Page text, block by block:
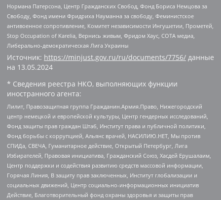
Нормана Патерсона, Центр Гражданских Свобод, Фонд Бориса Немцова за
Свободу, Фонд имени Фридриха Науманна за свободу, Феминистское
антивоенное сопротивление, Комитет независимости Ингушетии, Прометей,
Stop Occupation of Karelia, Вернись живым, Фридом Хаус, СОТА медиа,
Либерально-демократическая Лига Украины
Источник: https://minjust.gov.ru/ru/documents/7756/ данные
на 13.05.2024
* Сведения реестра НКО, выполняющих функции
иностранного агента:
Лилит, Правозащитная группа Гражданин.Армия.Право, Нижегородский
центр немецкой и европейской культуры, Центр гендерных исследований,
Фонд защиты прав граждан Штаб, Институт права и публичной политики,
Фонд борьбы с коррупцией, Альянс врачей, НАСИЛИЮ.НЕТ, Мы против
СПИДа, СВЕЧА, Гуманитарное действие, Открытый Петербург, Лига
Избирателей, Правовая инициатива, Гражданский Союз, Хасдей Ерушалаим,
Центр поддержки и содействия развитию средств массовой информации,
Горячая Линия, В защиту прав заключенных, Институт глобализации и
социальных движений, Центр социально-информационных инициатив
Действие, Благотворительный фонд охраны здоровья и защиты прав